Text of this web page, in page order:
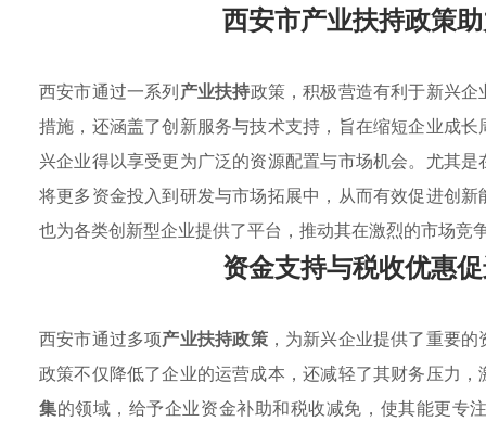
西安市产业扶持政策
西安市通过一系列产业扶持政策，积极营造有利于新兴
措施，还涵盖了创新服务与技术支持，旨在缩短企业成
兴企业得以享受更为广泛的资源配置与市场机会。尤其
将更多资金投入到研发与市场拓展中，从而有效促进创
也为各类创新型企业提供了平台，推动其在激烈的市场竞
资金支持与税收优惠
西安市通过多项产业扶持政策，为新兴企业提供了重要的
政策不仅降低了企业的运营成本，还减轻了其财务压力
集的领域，给予企业资金补助和税收减免，使其能更专